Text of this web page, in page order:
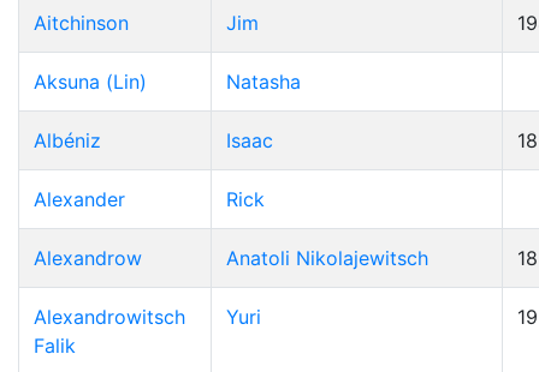
Aitchinson Jim
Aksuna (Lin) Natasha
Albéniz Isaac
Alexander Rick
Alexandrow Anatoli Nikolajewitsch
Alexandrowitsch
Falik
Yuri